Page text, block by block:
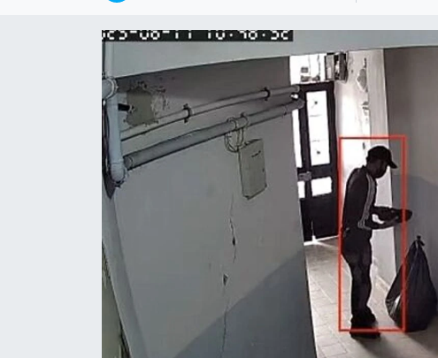
Haber Arşivi